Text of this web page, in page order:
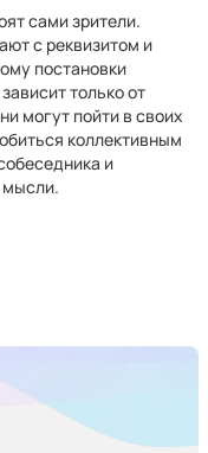
сами зрители.
с реквизитом и
постановки
только от
могут пойти в своих
коллективным
и
мысли.